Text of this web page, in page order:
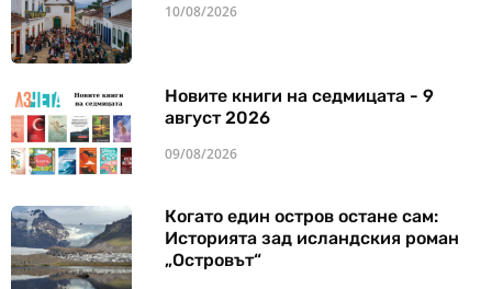
10/08/2026
Новите книги на седмицата - 9
август 2026
09/08/2026
Когато един остров остане сам:
Историята зад исландския роман
„Островът“